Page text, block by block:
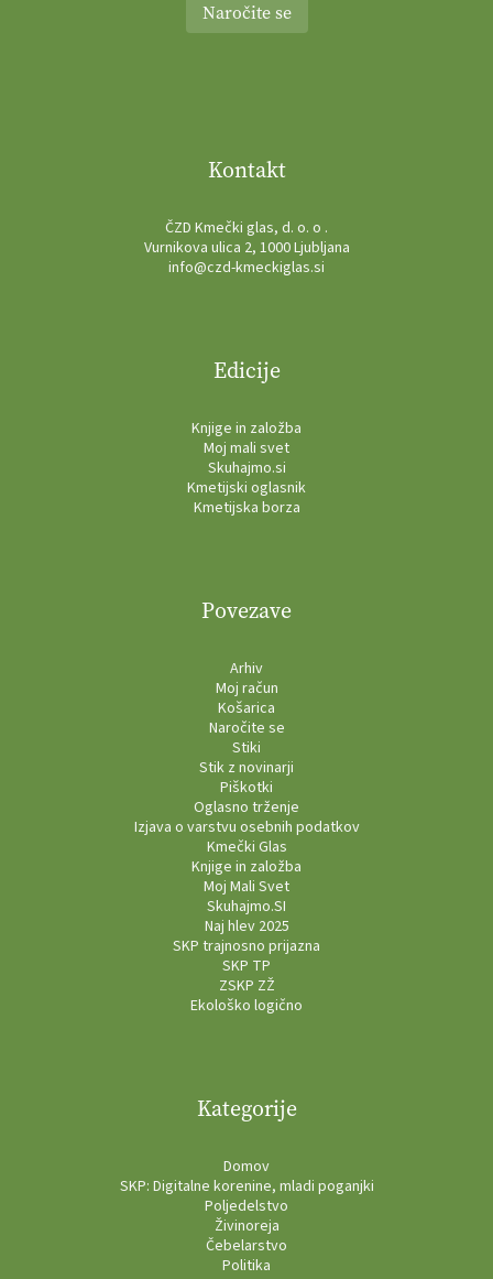
Naročite se
Kontakt
ČZD Kmečki glas, d. o. o .
Vurnikova ulica 2, 1000 Ljubljana
info@czd-kmeckiglas.si
Edicije
Knjige in založba
Moj mali svet
Skuhajmo.si
Kmetijski oglasnik
Kmetijska borza
Povezave
Arhiv
Moj račun
Košarica
Naročite se
Stiki
Stik z novinarji
Piškotki
Oglasno trženje
Izjava o varstvu osebnih podatkov
Kmečki Glas
Knjige in založba
Moj Mali Svet
Skuhajmo.SI
Naj hlev 2025
SKP trajnosno prijazna
SKP TP
ZSKP ZŽ
Ekološko logično
Kategorije
Domov
SKP: Digitalne korenine, mladi poganjki
Poljedelstvo
Živinoreja
Čebelarstvo
Politika